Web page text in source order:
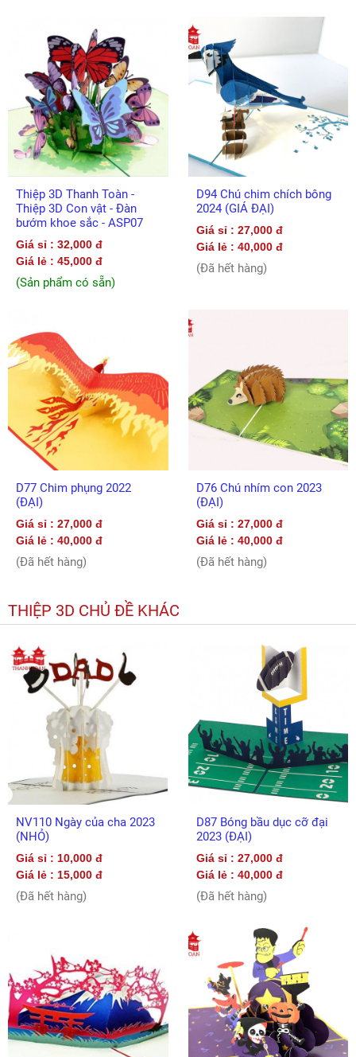
Thiệp 3D Thanh Toàn -
Thiệp 3D Con vật - Đàn
bướm khoe sắc - ASP07
Giá sỉ : 32,000 đ
Giá lẻ : 45,000 đ
(Sản phẩm có sẵn)
D94 Chú chim chích bông
2024 (GIÁ ĐẠI)
Giá sỉ : 27,000 đ
Giá lẻ : 40,000 đ
(Đã hết hàng)
D77 Chim phụng 2022
(ĐẠI)
Giá sỉ : 27,000 đ
Giá lẻ : 40,000 đ
(Đã hết hàng)
D76 Chú nhím con 2023
(ĐẠI)
Giá sỉ : 27,000 đ
Giá lẻ : 40,000 đ
(Đã hết hàng)
THIỆP 3D CHỦ ĐỀ KHÁC
NV110 Ngày của cha 2023
(NHỎ)
Giá sỉ : 10,000 đ
Giá lẻ : 15,000 đ
(Đã hết hàng)
D87 Bóng bầu dục cỡ đại
2023 (ĐẠI)
Giá sỉ : 27,000 đ
Giá lẻ : 40,000 đ
(Đã hết hàng)